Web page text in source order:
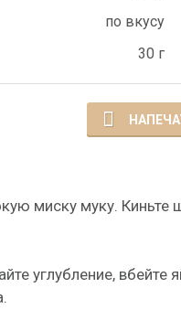
по вкусу
30 г
миску муку. Киньте
углубление,